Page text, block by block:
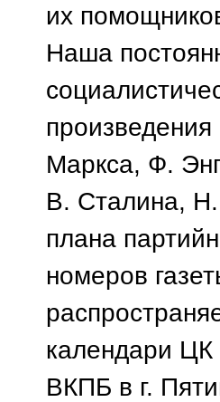
их
Наша
Маркса, Ф.
В. Сталина, Н.
плана
номеров
календари
ВКПБ в г.